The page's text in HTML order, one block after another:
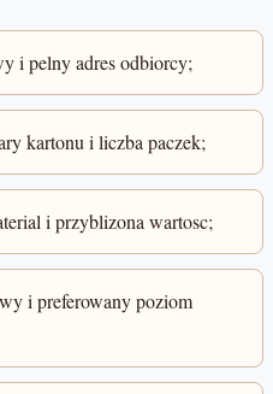
i pelny adres odbiorcy;
kartonu i liczba paczek;
i przyblizona wartosc;
i preferowany poziom